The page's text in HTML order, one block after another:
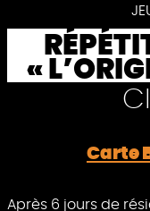
«
Carte
Après 6 jours de